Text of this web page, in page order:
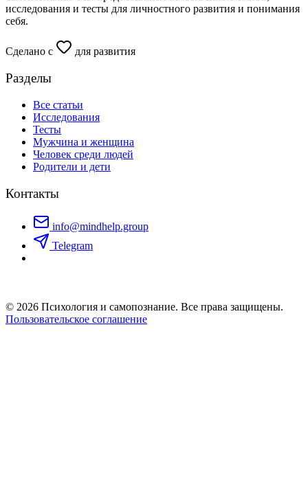
исследования и тесты для личностного развития и понимания
себя.
Сделано с для развития
Разделы
Все статьи
Исследования
Тесты
Мужчина и женщина
Человек среди людей
Родители и дети
Контакты
info@mindhelp.group
Telegram
© 2026 Психология и самопознание. Все права защищены.
Пользовательское соглашение